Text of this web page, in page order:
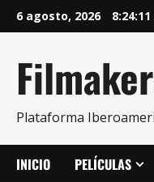
6 agosto, 2026
Plataforma
INICIO PELÍCULAS